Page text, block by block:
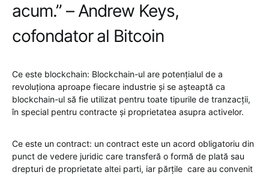
acum.” – Andrew Keys,
cofondator al Bitcoin
Ce este blockchain: Blockchain-ul are potențialul de a
revoluționa aproape fiecare industrie și se așteaptă ca
blockchain-ul să fie utilizat pentru toate tipurile de tranzacții,
în special pentru contracte și proprietatea asupra activelor.
Ce este un contract: un contract este un acord obligatoriu din
punct de vedere juridic care transferă o formă de plată sau
drepturi de proprietate altei parti, iar părțile care au convenit